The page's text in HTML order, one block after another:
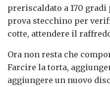
preriscaldato a 170 gradi
prova stecchino per
cotte, attendere il
Ora non resta che
Farcire la torta,
aggiungere un nuovo